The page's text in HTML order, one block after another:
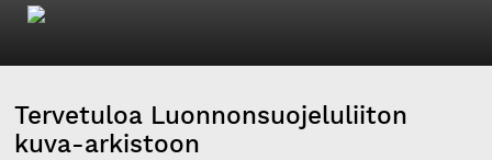
Tervetuloa Luonnonsuojeluliiton
kuva-arkistoon